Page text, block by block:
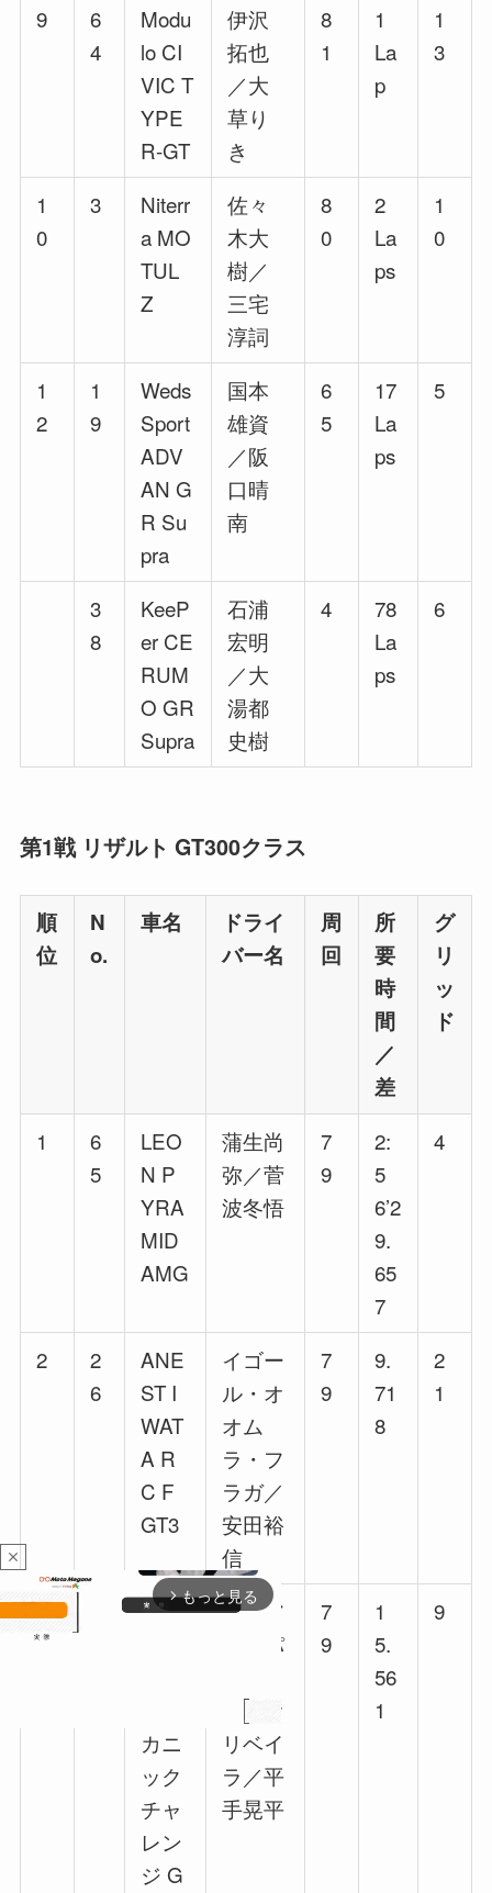
9
6
4
Modu
lo CI
VIC T
YPE
R-GT
伊沢
拓也
／大
草り
き
8
1
1
La
p
1
3
1
0
3
Niterr
a MO
TUL
Z
佐々
木大
樹／
三宅
淳詞
8
0
2
La
ps
1
0
1
2
1
9
Weds
Sport
ADV
AN G
R Su
pra
国本
雄資
／阪
口晴
南
6
5
17
La
ps
5
3
8
KeeP
er CE
RUM
O GR
Supra
石浦
宏明
／大
湯都
史樹
4
78
La
ps
6
第1戦 リザルト GT300クラス
順
位
N
o.
車名
ドライ
バー名
周
回
所
要
時
間
／
差
グ
リ
ッ
ド
1
6
5
LEO
N P
YRA
MID
AMG
蒲生尚
弥／菅
波冬悟
7
9
2:
5
6’2
9.
65
7
4
2
2
6
ANE
ST I
WAT
A R
C F
GT3
イゴー
ル・オ
オム
ラ・フ
ラガ／
安田裕
信
7
9
9.
71
8
2
1
3
リア
カニ
ック
チャ
レン
ジ G
ジョア
オ・パ
デ・オ
リベイ
ラ／平
手晃平
7
9
1
5.
56
1
9
close
arrow_forward_ios もっと見る